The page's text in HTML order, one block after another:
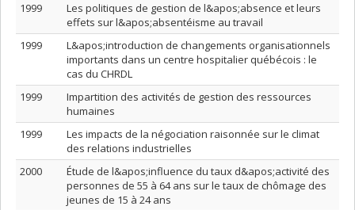
1999
Les politiques de gestion de l&apos;absence et leurs
effets sur l&apos;absentéisme au travail
1999
L&apos;introduction de changements organisationnels
importants dans un centre hospitalier québécois : le
cas du CHRDL
1999
Impartition des activités de gestion des ressources
humaines
1999
Les impacts de la négociation raisonnée sur le climat
des relations industrielles
2000
Étude de l&apos;influence du taux d&apos;activité des
personnes de 55 à 64 ans sur le taux de chômage des
jeunes de 15 à 24 ans